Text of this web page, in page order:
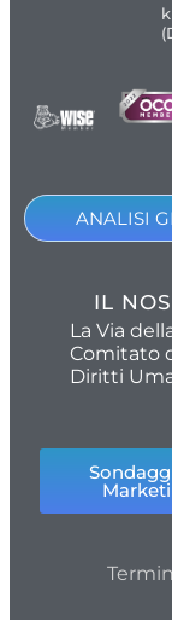
ANALISI
IL
La Via
Comitato
Diritti